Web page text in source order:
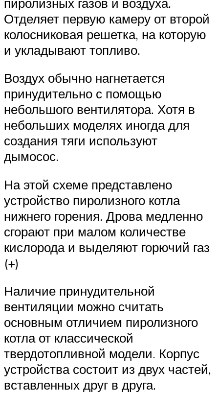
Отделяет первую камеру от второй
колосниковая решетка, на которую
и укладывают топливо.
Воздух обычно нагнетается
принудительно с помощью
небольшого вентилятора. Хотя в
небольших моделях иногда для
создания тяги используют
дымосос.
На этой схеме представлено
устройство пиролизного котла
нижнего горения. Дрова медленно
сгорают при малом количестве
кислорода и выделяют горючий газ
(+)
Наличие принудительной
вентиляции можно считать
основным отличием пиролизного
котла от классической
твердотопливной модели. Корпус
устройства состоит из двух частей,
вставленных друг в друга.